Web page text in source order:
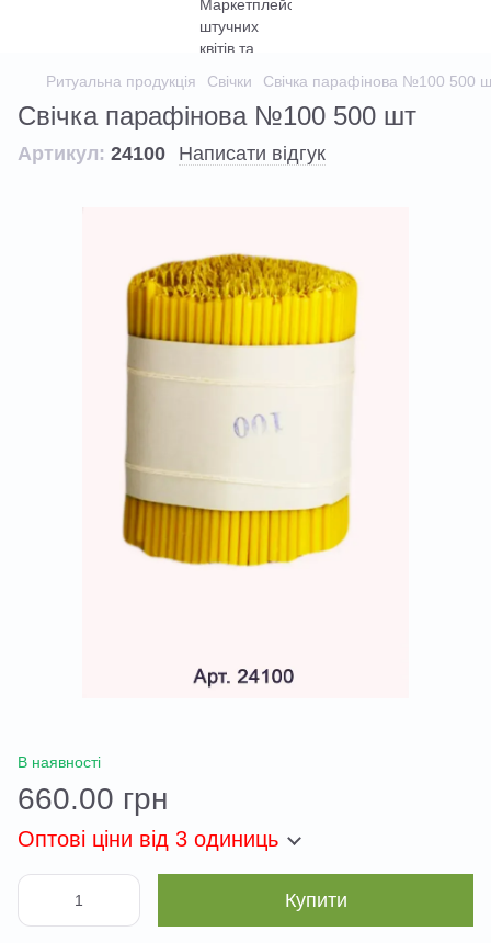
Ритуальна продукція Свічки Свічка парафінова №100 500
Свічка парафінова №100 500 шт
Артикул: 24100 Написати відгук
В наявності
660.00 грн
Оптові ціни від 3 одиниць
Купити